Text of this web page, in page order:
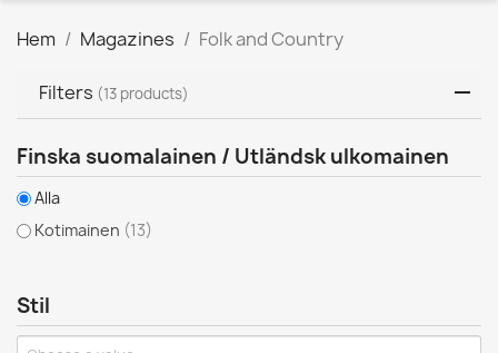
Hem Magazines Folk and Country
Filters (13 products)
Finska suomalainen / Utländsk ulkomainen
Alla
Kotimainen (13)
Stil